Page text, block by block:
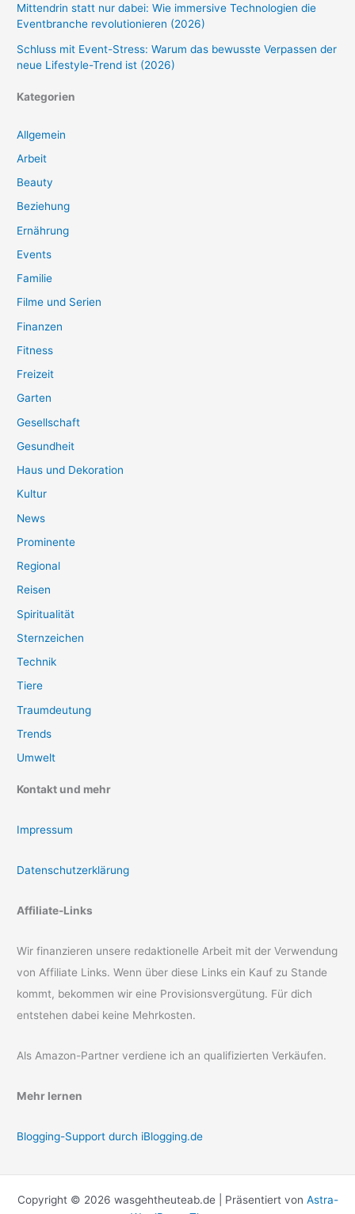
Mittendrin statt nur dabei: Wie immersive Technologien die
Eventbranche revolutionieren (2026)
Schluss mit Event-Stress: Warum das bewusste Verpassen der
neue Lifestyle-Trend ist (2026)
Kategorien
Allgemein
Arbeit
Beauty
Beziehung
Ernährung
Events
Familie
Filme und Serien
Finanzen
Fitness
Freizeit
Garten
Gesellschaft
Gesundheit
Haus und Dekoration
Kultur
News
Prominente
Regional
Reisen
Spiritualität
Sternzeichen
Technik
Tiere
Traumdeutung
Trends
Umwelt
Kontakt und mehr
Impressum
Datenschutzerklärung
Affiliate-Links
Wir finanzieren unsere redaktionelle Arbeit mit der Verwendung
von Affiliate Links. Wenn über diese Links ein Kauf zu Stande
kommt, bekommen wir eine Provisionsvergütung. Für dich
entstehen dabei keine Mehrkosten.
Als Amazon-Partner verdiene ich an qualifizierten Verkäufen.
Mehr lernen
Blogging-Support durch iBlogging.de
Copyright © 2026 wasgehtheuteab.de | Präsentiert von Astra-